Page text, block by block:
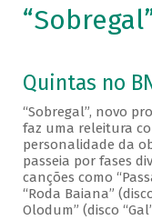
Quintas no
“Sobregal”, novo
faz uma releitura
personalidade da
passeia por fases
canções como
“Roda Baiana”
Olodum” (disco